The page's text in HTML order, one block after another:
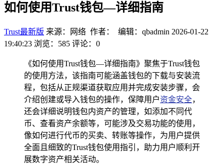
如何使用Trust钱包—详细指南
Trust最新版 来源：网络 作者： 编辑：qbadmin 2026-01-22
19:40:23 浏览：585 评论：0
《如何使用Trust钱包—详细指南》聚焦于Trust钱包
的使用方法，该指南可能涵盖钱包的下载与安装流
程，包括从正规渠道获取应用并完成安装步骤，会
介绍创建或导入钱包的操作，保障用户资金安全，
还会详细说明钱包内资产的管理，如添加不同代
币、查看资产余额等，可能涉及交易功能的使用，
像如何进行代币的买卖、转账等操作，为用户提供
全面且细致的Trust钱包使用指引，助力用户顺利开
展数字资产相关活动。